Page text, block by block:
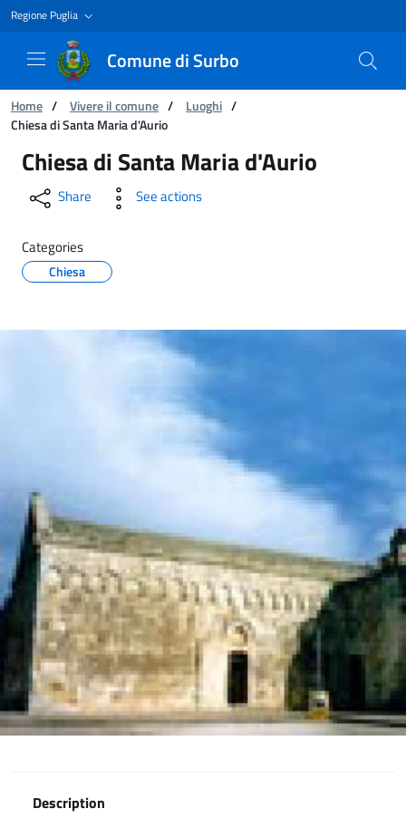
Regione Puglia
Comune di Surbo
You are:
Home / Vivere il comune / Luoghi /
Chiesa di Santa Maria d'Aurio
Chiesa di Santa Maria d'Aurio
Chiesa di Santa Maria d'Aurio
Share See actions
Categories
Chiesa
Description